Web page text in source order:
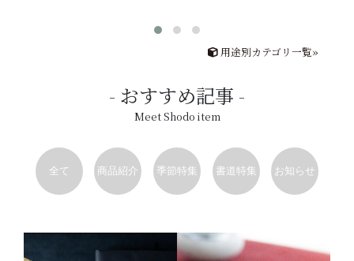
用途別カテゴリ一覧»
おすすめ記事
Meet Shodo item
全て 商品紹介 季節特集 書道特集 お知らせ